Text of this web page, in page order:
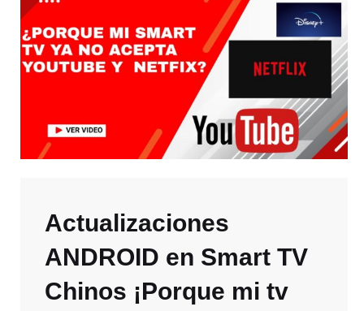
Actualizaciones
ANDROID en Smart TV
Chinos ¡Porque mi tv